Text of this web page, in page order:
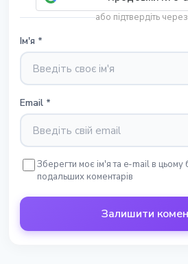
або підтвердіть
Ім'я *
Email *
Зберегти моє ім'я та e-mail в цьому
подальших коментарів
Залишити